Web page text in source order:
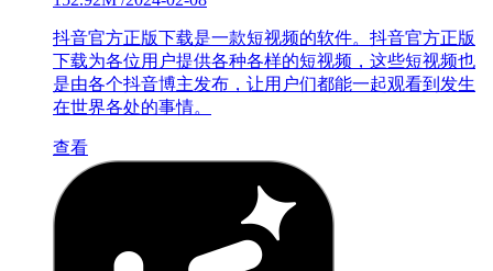
抖音官方正版下载是一款短视频的软件。抖音官方正版
下载为各位用户提供各种各样的短视频，这些短视频也
是由各个抖音博主发布，让用户们都能一起观看到发生
在世界各处的事情。
查看